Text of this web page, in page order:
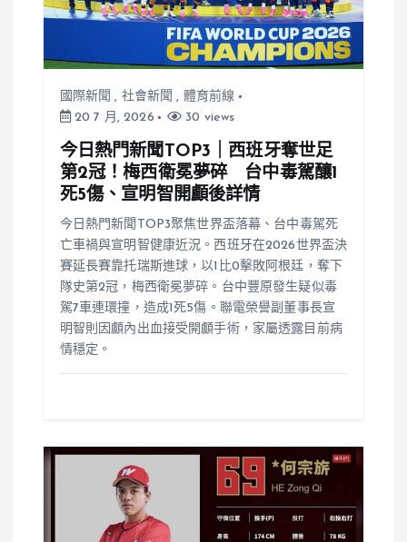
國際新聞 , 社會新聞 , 體育前線
20 7 月, 2026
30 views
今日熱門新聞TOP3｜西班牙奪世足
第2冠！梅西衛冕夢碎 台中毒駕釀1
死5傷、宣明智開顱後詳情
今日熱門新聞TOP3聚焦世界盃落幕、台中毒駕死
亡車禍與宣明智健康近況。西班牙在2026世界盃決
賽延長賽靠托瑞斯進球，以1比0擊敗阿根廷，奪下
隊史第2冠，梅西衛冕夢碎。台中豐原發生疑似毒
駕7車連環撞，造成1死5傷。聯電榮譽副董事長宣
明智則因顱內出血接受開顱手術，家屬透露目前病
情穩定。